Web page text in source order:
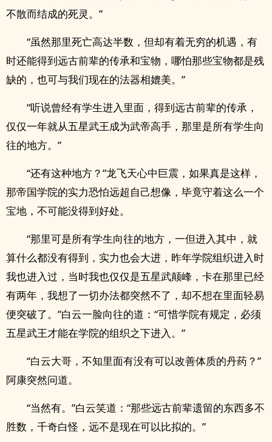
不散而结成的死灵。”
“虽然那里死亡高达半数，但却有着无穷的机遇，有
时还能得到远古前辈的传承和宝物，哪怕那些宝物都是残
缺的，也可与我们现在的法器相媲美。”
“听说曾经有学生进入里面，得到远古前辈的传承，
仅仅一年就从五星武王成为武帝高手，那里是所有学生向
往的地方。”
“还有这种地方？”龙飞天心中巨震，如果真是这样，
那帝国学院的实力恐怕远超自己想像，毕竟守着这么一个
宝地，不可能没得到好处。
“那里可是所有学生向往的地方，一但进入其中，就
算什么都没有得到，实力也会大进，昨年学院组织进入时
我也进入过，当时我也仅仅是五星武颠峰，卡在那里已经
有两年，我想了一切办法都突然不了，却不想在里面轻易
便突破了。”白云一脸向往的道：“可惜学院有规定，必须
五星武王才能在学院的组织之下进入。”
“白云大哥，不知里面有没有可以改善体质的丹药？”
阿康突然问道。
“当然有。”白云笑道：“那些远古前辈遗留的东西多不
胜数，千奇白怪，远不是现在可以比拟的。”